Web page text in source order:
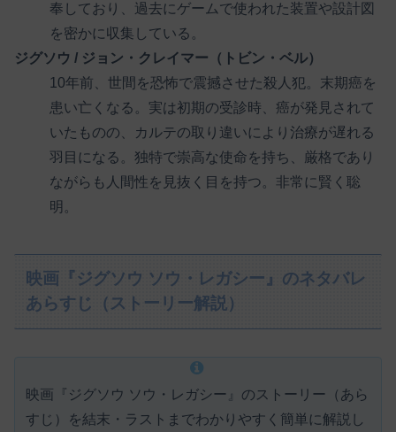
奉しており、過去にゲームで使われた装置や設計図
を密かに収集している。
ジグソウ / ジョン・クレイマー（トビン・ベル）
10年前、世間を恐怖で震撼させた殺人犯。末期癌を
患い亡くなる。実は初期の受診時、癌が発見されて
いたものの、カルテの取り違いにより治療が遅れる
羽目になる。独特で崇高な使命を持ち、厳格であり
ながらも人間性を見抜く目を持つ。非常に賢く聡
明。
映画『ジグソウ ソウ・レガシー』のネタバレ
あらすじ（ストーリー解説）
映画『ジグソウ ソウ・レガシー』のストーリー（あら
すじ）を結末・ラストまでわかりやすく簡単に解説し